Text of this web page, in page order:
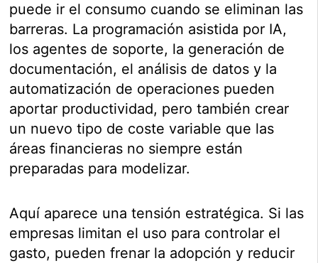
puede ir el consumo cuando se eliminan las
barreras. La programación asistida por IA,
los agentes de soporte, la generación de
documentación, el análisis de datos y la
automatización de operaciones pueden
aportar productividad, pero también crear
un nuevo tipo de coste variable que las
áreas financieras no siempre están
preparadas para modelizar.
Aquí aparece una tensión estratégica. Si las
empresas limitan el uso para controlar el
gasto, pueden frenar la adopción y reducir